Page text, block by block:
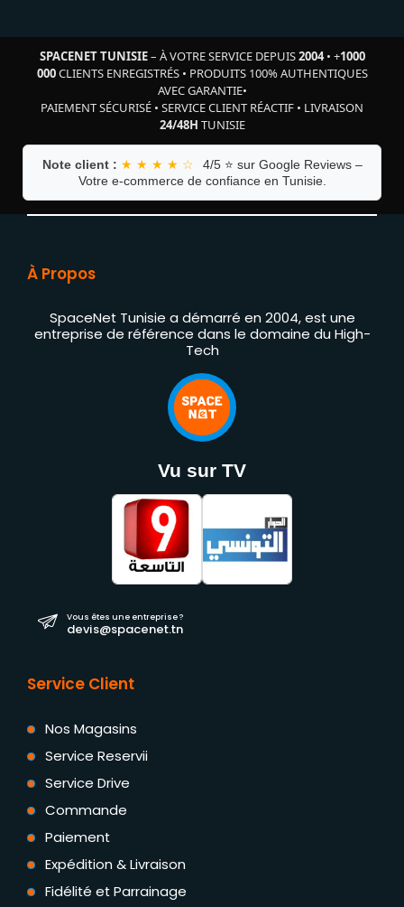
SPACENET TUNISIE– À VOTRE SERVICE DEPUIS2004• +1000
000CLIENTS ENREGISTRÉS• PRODUITS 100% AUTHENTIQUES
AVEC GARANTIE•
PAIEMENT SÉCURISÉ • SERVICE CLIENT RÉACTIF • LIVRAISON
24/48H TUNISIE
Note client : ★ ★ ★ ★ ☆
4/5 ⭐ sur Google Reviews –
Votre e-commerce de confiance en Tunisie.
À Propos
SpaceNet Tunisie a démarré en 2004, est une
entreprise de référence dans le domaine du High-
Tech
Vu sur TV
Vous êtes une entreprise ?
devis@spacenet.tn
Service Client
Nos Magasins
Service Reservii
Service Drive
Commande
Paiement
Expédition & Livraison
Fidélité et Parrainage